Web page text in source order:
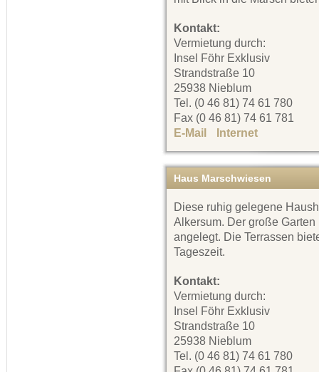
Kontakt:
Vermietung durch:
Insel Föhr Exklusiv
Strandstraße 10
25938 Nieblum
Tel. (0 46 81) 74 61 780
Fax (0 46 81) 74 61 781
E-Mail
Internet
Haus Marschwiesen
Diese ruhig gelegene
Alkersum. Der große Garten
angelegt. Die Terrassen
Tageszeit.
Kontakt:
Vermietung durch:
Insel Föhr Exklusiv
Strandstraße 10
25938 Nieblum
Tel. (0 46 81) 74 61 780